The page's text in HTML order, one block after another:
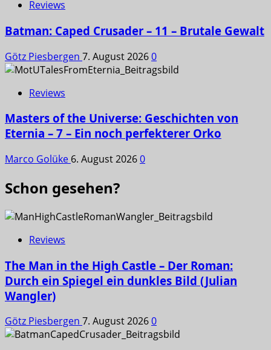
Reviews
Batman: Caped Crusader – 11 – Brutale Gewalt
Götz Piesbergen 7. August 20260
Reviews
Masters of the Universe: Geschichten von
Eternia – 7 – Ein noch perfekterer Orko
Marco Golüke 6. August 20260
Schon gesehen?
Reviews
The Man in the High Castle – Der Roman:
Durch ein Spiegel ein dunkles Bild (Julian
Wangler)
Götz Piesbergen 7. August 20260